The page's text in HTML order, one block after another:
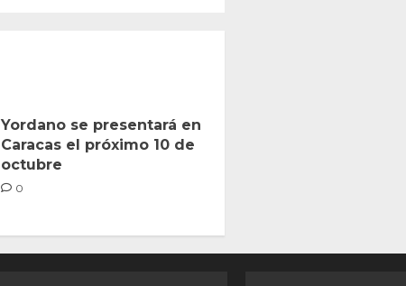
Yordano se presentará en
Caracas el próximo 10 de
octubre
0